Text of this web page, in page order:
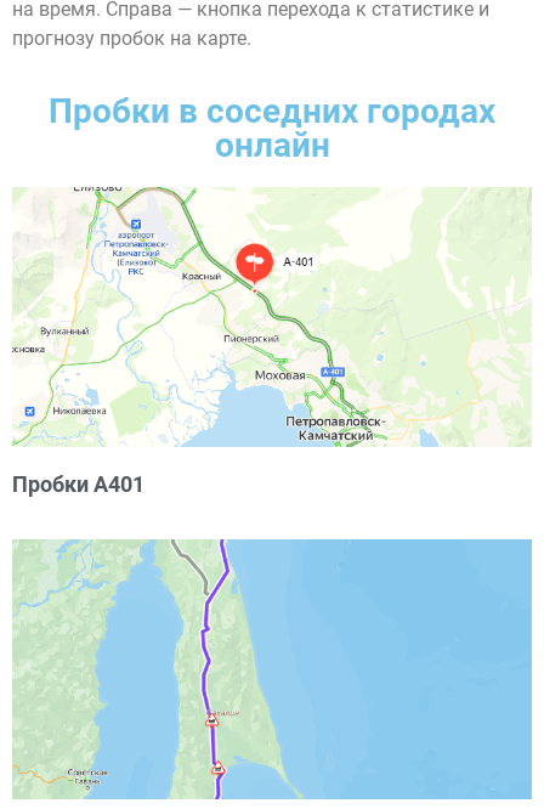
на время. Справа — кнопка перехода к статистике и
прогнозу пробок на карте.
Пробки в соседних городах
онлайн
Пробки А401